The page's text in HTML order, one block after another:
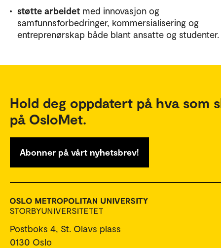
støtte arbeidet med innovasjon og
samfunnsforbedringer, kommersialisering og
entreprenørskap både blant ansatte og studenter.
Hold deg oppdatert på hva som
på OsloMet.
Abonner på vårt nyhetsbrev!
Postboks 4, St. Olavs plass
0130 Oslo